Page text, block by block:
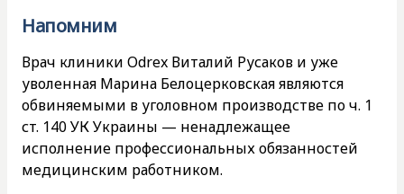
Напомним
Врач клиники Odrex Виталий Русаков и уже
уволенная Марина Белоцерковская являются
обвиняемыми в уголовном производстве по ч. 1
ст. 140 УК Украины — ненадлежащее
исполнение профессиональных обязанностей
медицинским работником.